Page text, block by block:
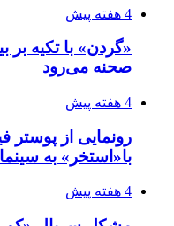
4 هفته پیش
«گردن» با تکیه
صحنه می‌رود
4 هفته پیش
رونمایی از
با«استخر» به
4 هفته پیش